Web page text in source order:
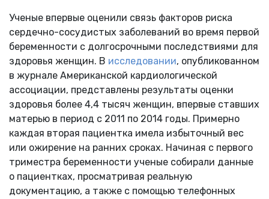
Ученые впервые оценили связь факторов риска
сердечно-сосудистых заболеваний во время первой
беременности с долгосрочными последствиями для
здоровья женщин. В исследовании, опубликованном
в журнале Американской кардиологической
ассоциации, представлены результаты оценки
здоровья более 4,4 тысяч женщин, впервые ставших
матерью в период с 2011 по 2014 годы. Примерно
каждая вторая пациентка имела избыточный вес
или ожирение на ранних сроках. Начиная с первого
триместра беременности ученые собирали данные
о пациентках, просматривая реальную
документацию, а также с помощью телефонных